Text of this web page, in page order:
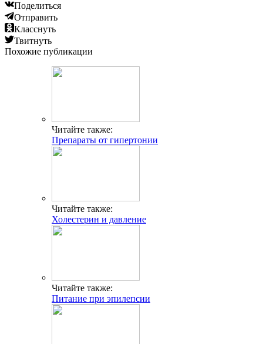
Поделиться
Отправить
Класснуть
Твитнуть
Похожие публикации
Читайте также:
Препараты от гипертонии
Читайте также:
Холестерин и давление
Читайте также:
Питание при эпилепсии